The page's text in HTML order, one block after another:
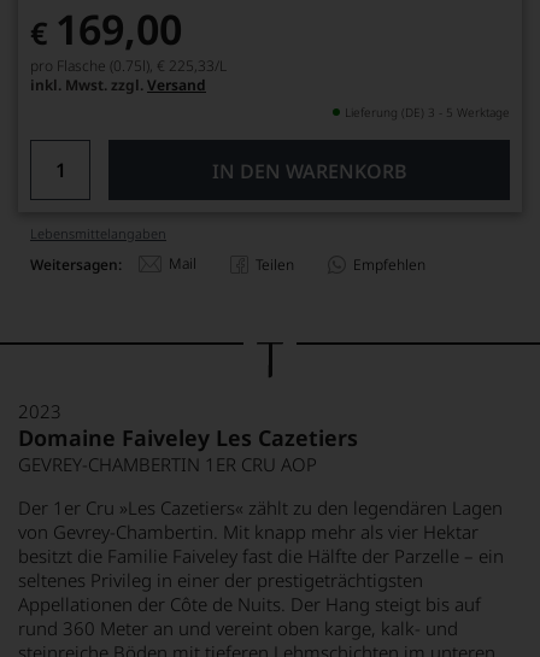
€ 169,00
pro Flasche (0.75l), € 225,33/L
inkl. Mwst. zzgl. Versand
Lieferung (DE) 3 - 5 Werktage
IN DEN WARENKORB
Lebensmittel­angaben
Weitersagen: Mail Teilen Empfehlen
2023
Domaine Faiveley Les Cazetiers
GEVREY-CHAMBERTIN 1ER CRU AOP
Der 1er Cru »Les Cazetiers« zählt zu den legendären Lagen
von Gevrey-Chambertin. Mit knapp mehr als vier Hektar
besitzt die Familie Faiveley fast die Hälfte der Parzelle – ein
seltenes Privileg in einer der prestigeträchtigsten
Appellationen der Côte de Nuits. Der Hang steigt bis auf
rund 360 Meter an und vereint oben karge, kalk- und
steinreiche Böden mit tieferen Lehmschichten im unteren